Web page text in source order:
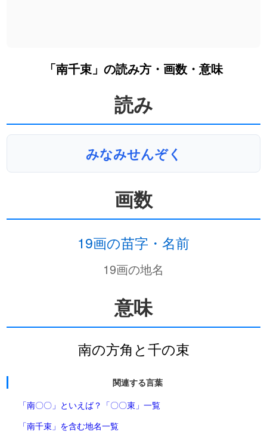
「南千束」の読み方・画数・意味
読み
みなみせんぞく
画数
19画の苗字・名前
19画の地名
意味
南の方角と千の束
関連する言葉
「南〇〇」といえば？ 「〇〇束」一覧
「南千束」を含む地名一覧